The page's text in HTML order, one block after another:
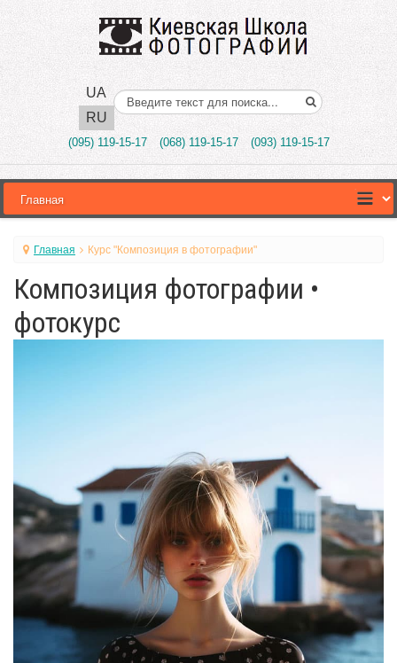
UA
RU
Поиск..
(095) 119-15-17 (068) 119-15-17 (093) 119-15-17
Главная Курс "Композиция в фотографии"
Композиция фотографии •
фотокурс